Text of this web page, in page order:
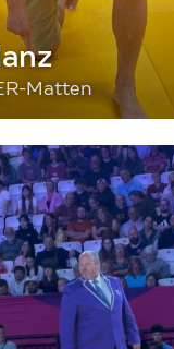
Matten